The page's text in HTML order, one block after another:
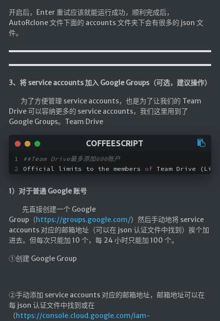
开启后，Enter 重试应该就能运行成功，顺利完成后，
AutoRclone 文件下面的 accounts 文件夹下会有很多的 json 文
件。
3、将 service accounts 加入 Google Groups（可选，建议操作）
为了方便管理 service accounts，也是为了让我们的 Team
Drive 可以容纳更多的 service accounts，我们这里用到了
Google Groups。Team Drive
##Team Drive最多添加600账户
Official limits to the members of Team Drive
1）对于普通 Google 账号
先直接创建一个 Google
Group（https://groups.google.com/）然后手动地将 service
accounts 对应的邮箱地址（可以在 json 认证文件中找到）挨个加
进去。但每次只能加 10 个，每 24 小时只能加 100 个。
①创建 Google Group
②手动添加 service accounts 对应的邮箱地址，邮箱地址可以在
每 json 认证文件中找到或在
（https://console.cloud.google.com/iam-
dos游戏
在线狼人杀
特效地址
引导页
背景动画
文字变换特效
过山车
海洋
动画线分形
背景连线动画
蜂巢背景特效
电流变形效果
🚩合集
技术